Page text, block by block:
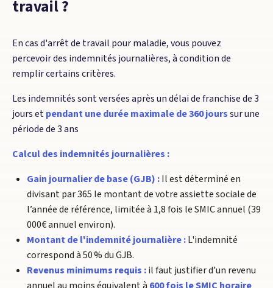
travail ?
En cas d'arrêt de travail pour maladie, vous pouvez
percevoir des indemnités journalières, à condition de
remplir certains critères.
Les indemnités sont versées après un délai de franchise de 3
jours etpendant une durée maximale de 360 jourssur une
période de 3 ans
Calcul des indemnités journalières :
Gain journalier de base (GJB) :Il est déterminé en
divisant par 365 le montant de votre assiette sociale de
l’année de référence, limitée à 1,8 fois le SMIC annuel (39
000€ annuel environ).
Montant de l'indemnité journalière :L'indemnité
correspond à 50 % du GJB.
Revenus minimums requis :il faut justifier d’un revenu